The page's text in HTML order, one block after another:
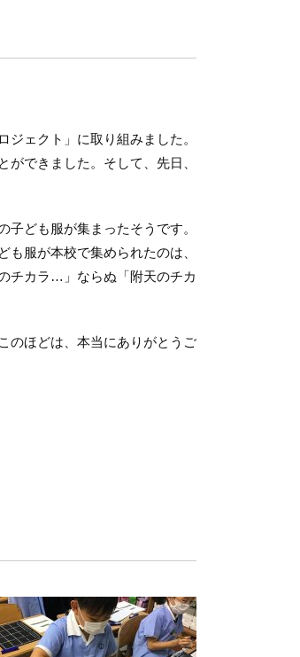
ェクト」に取り組みました。
できました。そして、先日、
ども服が集まったそうです。
服が本校で集められたのは、
チカラ…」ならぬ「附天のチカ
のほどは、本当にありがとうご